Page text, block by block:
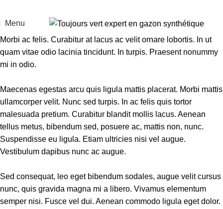
Menu
Morbi ac felis. Curabitur at lacus ac velit ornare lobortis. In ut
quam vitae odio lacinia tincidunt. In turpis. Praesent nonummy
mi in odio.
Maecenas egestas arcu quis ligula mattis placerat. Morbi mattis
ullamcorper velit. Nunc sed turpis. In ac felis quis tortor
malesuada pretium. Curabitur blandit mollis lacus. Aenean
tellus metus, bibendum sed, posuere ac, mattis non, nunc.
Suspendisse eu ligula. Etiam ultricies nisi vel augue.
Vestibulum dapibus nunc ac augue.
Sed consequat, leo eget bibendum sodales, augue velit cursus
nunc, quis gravida magna mi a libero. Vivamus elementum
semper nisi. Fusce vel dui. Aenean commodo ligula eget dolor.